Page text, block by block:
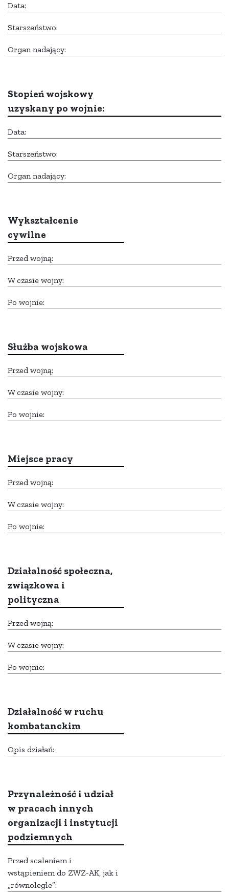
Data:
Starszeństwo:
Organ nadający:
Stopień wojskowy
uzyskany po wojnie:
Data:
Starszeństwo:
Organ nadający:
Wykształcenie
cywilne
Przed wojną:
W czasie wojny:
Po wojnie:
Służba wojskowa
Przed wojną:
W czasie wojny:
Po wojnie:
Miejsce pracy
Przed wojną:
W czasie wojny:
Po wojnie:
Działalność społeczna,
związkowa i
polityczna
Przed wojną:
W czasie wojny:
Po wojnie:
Działalność w ruchu
kombatanckim
Opis działań:
Przynależność i udział
w pracach innych
organizacji i instytucji
podziemnych
Przed scaleniem i
wstąpieniem do ZWZ-AK, jak i
„równolegle”: